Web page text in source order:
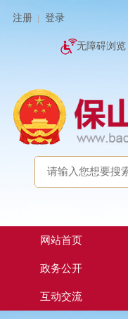
注册 登录
无障碍浏览
网站首页
政务公开
互动交流